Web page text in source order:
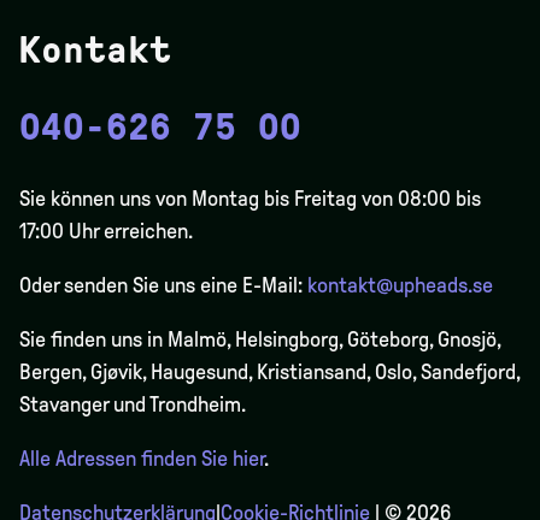
Kontakt
040-626 75 00
Sie können uns von Montag bis Freitag von 08:00 bis
17:00 Uhr erreichen.
Oder senden Sie uns eine E-Mail: kontakt@upheads.se
Sie finden uns in Malmö, Helsingborg, Göteborg, Gnosjö,
Bergen,Gjøvik, Haugesund, Kristiansand, Oslo, Sandefjord,
Stavanger und Trondheim.
Alle Adressen finden Sie hier.
Datenschutzerklärung Cookie-Richtlinie | © 2026